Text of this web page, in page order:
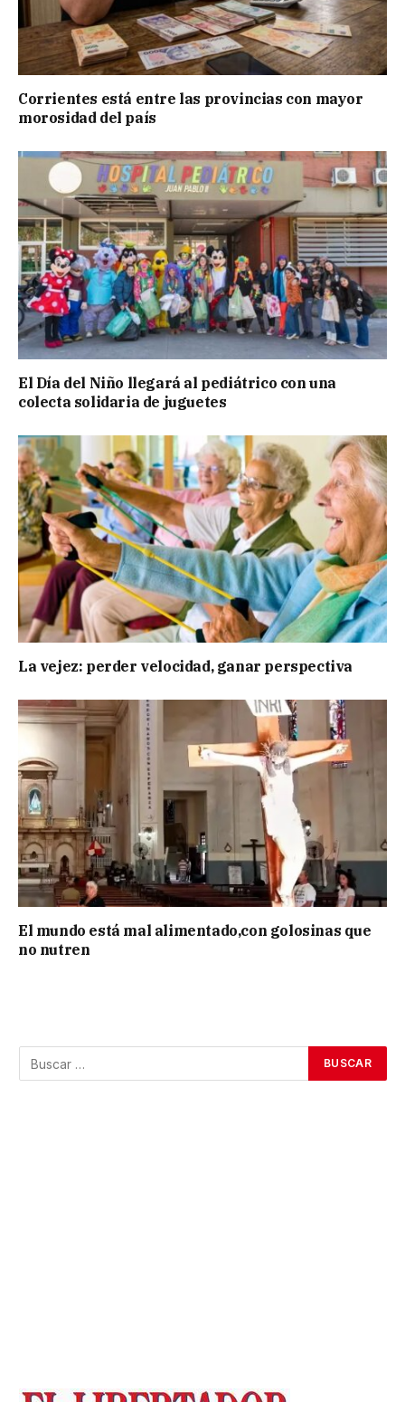
Corrientes está entre las provincias con mayor
morosidad del país
El Día del Niño llegará al pediátrico con una
colecta solidaria de juguetes
La vejez: perder velocidad, ganar perspectiva
El mundo está mal alimentado,con golosinas que
no nutren